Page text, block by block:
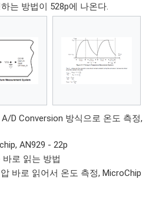
는 방법이 528p에 나온다.
D Conversion 방식으로 온도 측정,
AN929 - 22p
바로 읽는 방법
바로 읽어서 온도 측정, MicroChip